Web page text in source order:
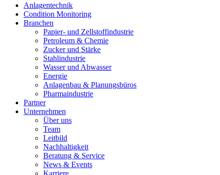
Anlagentechnik
Condition Monitoring
Branchen
Papier- und Zellstoffindustrie
Petroleum & Chemie
Zucker und Stärke
Stahlindustrie
Wasser und Abwasser
Energie
Anlagenbau & Planungsbüros
Pharmaindustrie
Partner
Unternehmen
Über uns
Team
Leitbild
Nachhaltigkeit
Beratung & Service
News & Events
Karriere